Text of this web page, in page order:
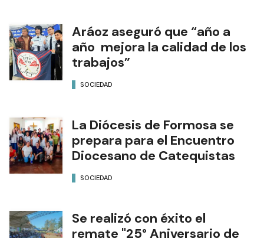
Aráoz aseguró que “año a
año mejora la calidad de los
trabajos”
SOCIEDAD
La Diócesis de Formosa se
prepara para el Encuentro
Diocesano de Catequistas
SOCIEDAD
Se realizó con éxito el
remate "25° Aniversario de